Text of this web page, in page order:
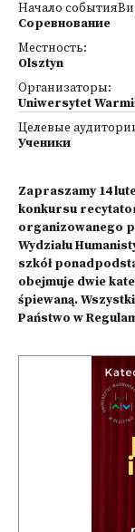
Начало
Соревнование
Местность:
Olsztyn
Организаторы:
Uniwersytet
Целевые
Ученики
Zapraszamy 14
konkursu
organizowanego
Wydziału
szkół
obejmuje dwie
śpiewaną.
Państwo w